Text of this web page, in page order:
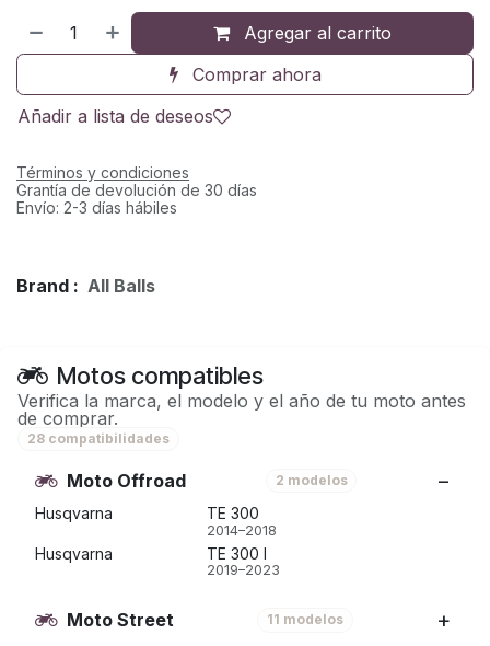
Agregar al carrito
Comprar ahora
Añadir a lista de deseos
Términos y condiciones
Grantía de devolución de 30 días
Envío: 2-3 días hábiles
Brand : All Balls
Motos compatibles
Verifica la marca, el modelo y el año de tu moto antes
de comprar.
28 compatibilidades
Moto Offroad 2 modelos
Husqvarna TE 300
2014–2018
Husqvarna TE 300 I
2019–2023
Moto Street 11 modelos